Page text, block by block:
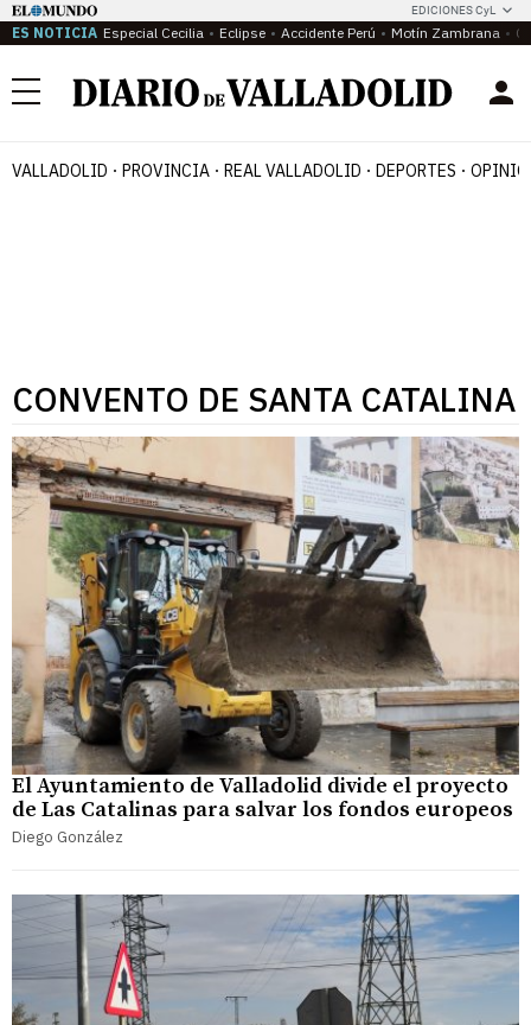
EDICIONES CyL
ES NOTICIA Especial Cecilia Eclipse Accidente Perú Motín Zambrana
Menú
VALLADOLID PROVINCIA REAL VALLADOLID DEPORTES
CONVENTO DE SANTA CATALINA
El Ayuntamiento de Valladolid divide el proyecto
de Las Catalinas para salvar los fondos europeos
Diego González